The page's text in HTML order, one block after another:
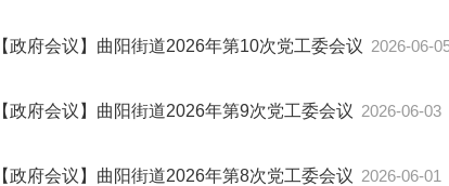
【政府会议】曲阳街道2026年第10次党工委会议 2026-06-
【政府会议】曲阳街道2026年第9次党工委会议 2026-06-03
【政府会议】曲阳街道2026年第8次党工委会议 2026-06-01